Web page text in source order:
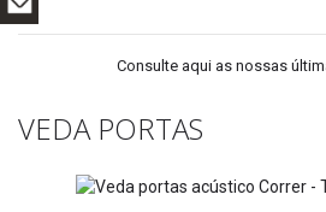
Consulte aqui as nossas
VEDA PORTAS